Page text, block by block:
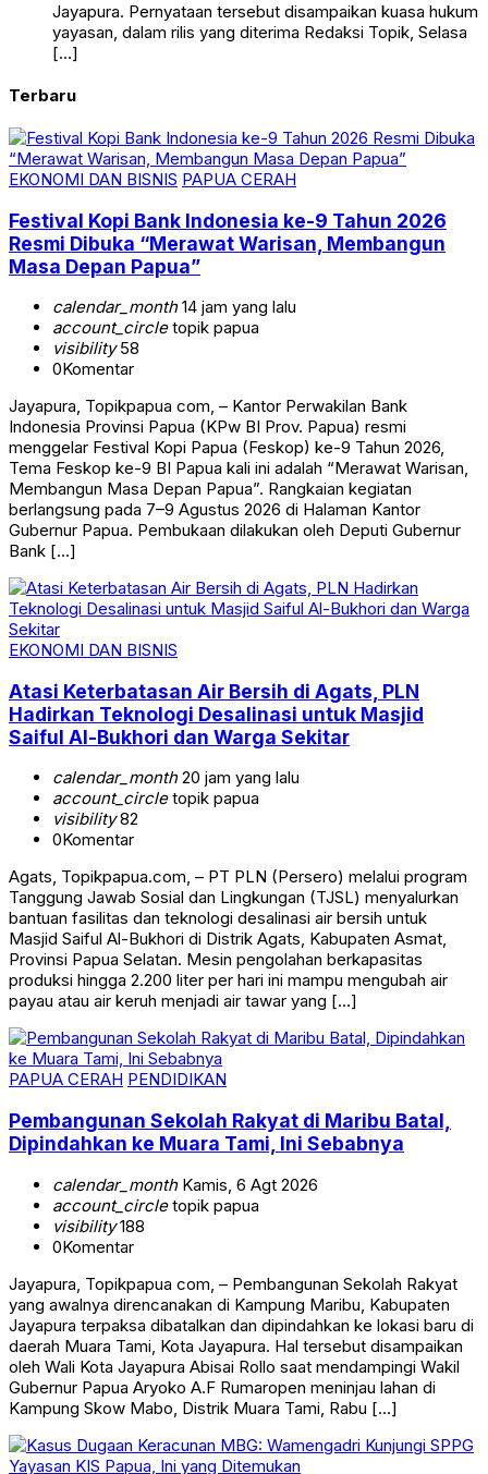
Jayapura. Pernyataan tersebut disampaikan kuasa hukum
yayasan, dalam rilis yang diterima Redaksi Topik, Selasa
[…]
Terbaru
EKONOMI DAN BISNIS PAPUA CERAH
Festival Kopi Bank Indonesia ke-9 Tahun 2026
Resmi Dibuka “Merawat Warisan, Membangun
Masa Depan Papua”
calendar_month14 jam yang lalu
account_circletopik papua
visibility58
0Komentar
Jayapura, Topikpapua com, – Kantor Perwakilan Bank
Indonesia Provinsi Papua (KPw BI Prov. Papua) resmi
menggelar Festival Kopi Papua (Feskop) ke-9 Tahun 2026,
Tema Feskop ke-9 BI Papua kali ini adalah “Merawat Warisan,
Membangun Masa Depan Papua”. Rangkaian kegiatan
berlangsung pada 7–9 Agustus 2026 di Halaman Kantor
Gubernur Papua. Pembukaan dilakukan oleh Deputi Gubernur
Bank […]
EKONOMI DAN BISNIS
Atasi Keterbatasan Air Bersih di Agats, PLN
Hadirkan Teknologi Desalinasi untuk Masjid
Saiful Al-Bukhori dan Warga Sekitar
calendar_month20 jam yang lalu
account_circletopik papua
visibility82
0Komentar
Agats, Topikpapua.com, – PT PLN (Persero) melalui program
Tanggung Jawab Sosial dan Lingkungan (TJSL) menyalurkan
bantuan fasilitas dan teknologi desalinasi air bersih untuk
Masjid Saiful Al-Bukhori di Distrik Agats, Kabupaten Asmat,
Provinsi Papua Selatan. Mesin pengolahan berkapasitas
produksi hingga 2.200 liter per hari ini mampu mengubah air
payau atau air keruh menjadi air tawar yang […]
PAPUA CERAH PENDIDIKAN
Pembangunan Sekolah Rakyat di Maribu Batal,
Dipindahkan ke Muara Tami, Ini Sebabnya
calendar_monthKamis, 6 Agt 2026
account_circletopik papua
visibility188
0Komentar
Jayapura, Topikpapua com, – Pembangunan Sekolah Rakyat
yang awalnya direncanakan di Kampung Maribu, Kabupaten
Jayapura terpaksa dibatalkan dan dipindahkan ke lokasi baru di
daerah Muara Tami, Kota Jayapura. Hal tersebut disampaikan
oleh Wali Kota Jayapura Abisai Rollo saat mendampingi Wakil
Gubernur Papua Aryoko A.F Rumaropen meninjau lahan di
Kampung Skow Mabo, Distrik Muara Tami, Rabu […]